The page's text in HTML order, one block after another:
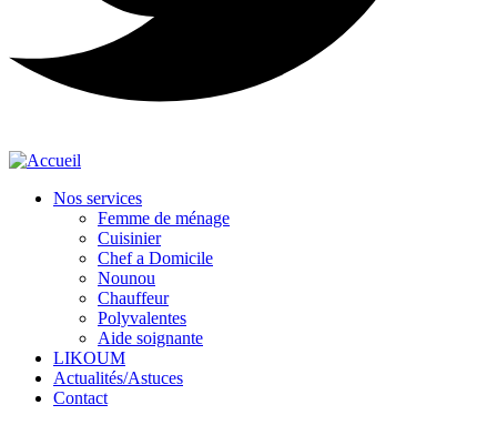
Nos services
Femme de ménage
Cuisinier
Chef a Domicile
Nounou
Chauffeur
Polyvalentes
Aide soignante
LIKOUM
Actualités/Astuces
Contact